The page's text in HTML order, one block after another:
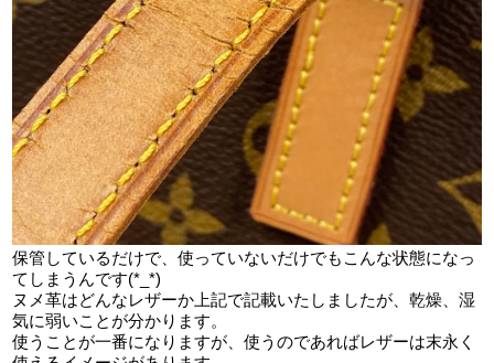
保管しているだけで、使っていないだけでもこんな状態になっ
てしまうんです(*_*)
ヌメ革はどんなレザーか上記で記載いたしましたが、乾燥、湿
気に弱いことが分かります。
使うことが一番になりますが、使うのであればレザーは末永く